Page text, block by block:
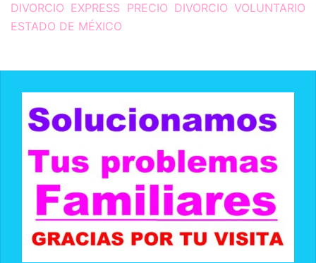
DIVORCIO EXPRESS PRECIO DIVORCIO VOLUNTARIO
ESTADO DE MÉXICO